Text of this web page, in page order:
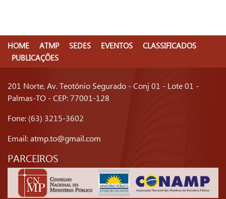
HOME ATMP SEDES EVENTOS
CLASSIFICADOS
PUBLICAÇÕES
201 Norte, Av. Teotônio Segurado - Conj 01 - Lote 01 -
Palmas-TO - CEP: 77001-128
Fone: (63) 3215-3602
Email:atmp.to@gmail.com
PARCEIROS